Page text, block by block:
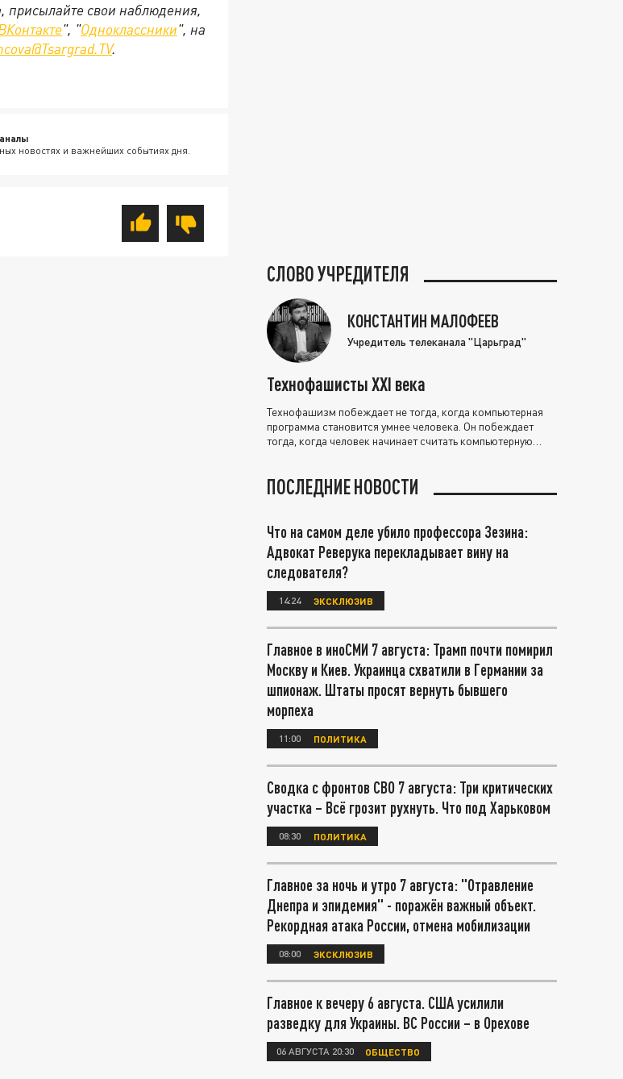
присылайте свои наблюдения,
", "Одноклассники", на
.
новостях и важнейших событиях дня.
СЛОВО УЧРЕДИТЕЛЯ
КОНСТАНТИН МАЛОФЕЕВ
Учредитель телеканала "Царьград"
Технофашисты XXI века
Технофашизм побеждает не тогда, когда компьютерная
программа становится умнее человека. Он побеждает
тогда, когда человек начинает считать компьютерную
ПОСЛЕДНИЕ НОВОСТИ
Что на самом деле убило профессора Зезина:
Адвокат Реверука перекладывает вину на
следователя?
14:24 ЭКСКЛЮЗИВ
Главное в иноСМИ 7 августа: Трамп почти помирил
Москву и Киев. Украинца схватили в Германии за
шпионаж. Штаты просят вернуть бывшего
морпеха
11:00 ПОЛИТИКА
Сводка с фронтов СВО 7 августа: Три критических
участка – Всё грозит рухнуть. Что под Харьковом
08:30 ПОЛИТИКА
Главное за ночь и утро 7 августа: "Отравление
Днепра и эпидемия" - поражён важный объект.
Рекордная атака России, отмена мобилизации
08:00 ЭКСКЛЮЗИВ
Главное к вечеру 6 августа. США усилили
разведку для Украины. ВС России – в Орехове
06 АВГУСТА 20:30 ОБЩЕСТВО